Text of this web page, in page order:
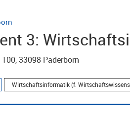
3:
33098 Paderborn
Wirtschaftsinformatik (f.